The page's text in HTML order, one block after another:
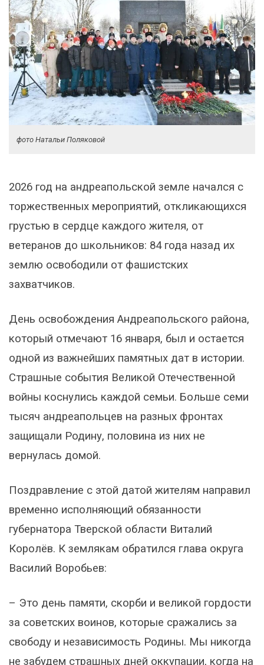
фото Натальи Поляковой
2026 год на андреапольской земле начался с
торжественных мероприятий, откликающихся
грустью в сердце каждого жителя, от
ветеранов до школьников: 84 года назад их
землю освободили от фашистских
захватчиков.
День освобождения Андреапольского района,
который отмечают 16 января, был и остается
одной из важнейших памятных дат в истории.
Страшные события Великой Отечественной
войны коснулись каждой семьи. Больше семи
тысяч андреапольцев на разных фронтах
защищали Родину, половина из них не
вернулась домой.
Поздравление с этой датой жителям направил
временно исполняющий обязанности
губернатора Тверской области Виталий
Королёв. К землякам обратился глава округа
Василий Воробьев:
– Это день памяти, скорби и великой гордости
за советских воинов, которые сражались за
свободу и независимость Родины. Мы никогда
не забудем страшных дней оккупации, когда на